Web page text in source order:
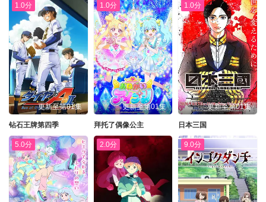
1.0分
更新至第01集
钻石王牌第四季
1.0分
更新至第01集
拜托了偶像公主
1.0分
更新至第01集
日本三国
5.0分 2.0分 9.0分